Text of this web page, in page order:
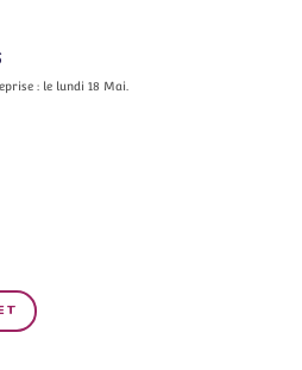
: le lundi 18 Mai.